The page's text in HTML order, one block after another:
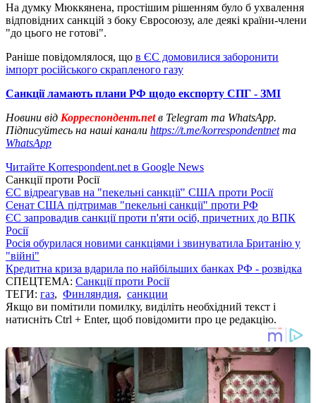
На думку Мюккянена, простішим рішенням було б ухвалення
відповідних санкцій з боку Євросоюзу, але деякі країни-члени
"до цього не готові".
Раніше повідомлялося, що в ЄС домовилися заборонити
імпорт російського скрапленого газу
Санкції ламають плани РФ щодо експорту СПГ - ЗМІ
Новини від Корреспондент.netв Telegram та WhatsApp.
Підписуйтесь на наші канали https://t.me/korrespondentnetта
WhatsApp
Читайте Korrespondent.net в Google News
Санкції проти Росії
ЄС відреагував на "пекельні санкції" США проти Росії
Сенат США підтримав "пекельні санкції" проти РФ
ЄС запровадив санкції проти п'яти осіб, причетних до ВПК
Росії
Росія обурилася новими санкціями і звинуватила Британію у
"війні"
Кредитна криза вдарила по найбільших банках РФ - розвідка
СПЕЦТЕМА: Санкції проти Росії
ТЕГИ: газ, Финляндия, санкции
Якщо ви помітили помилку, виділіть необхідний текст і
натисніть Ctrl + Enter, щоб повідомити про це редакцію.